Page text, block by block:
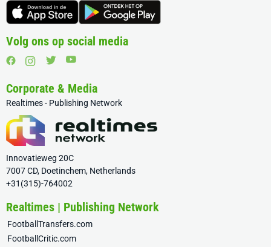
Volg ons op social media
Corporate & Media
Realtimes - Publishing Network
Innovatieweg 20C
7007 CD, Doetinchem, Netherlands
+31(315)-764002
Realtimes | Publishing Network
FootballTransfers.com
FootballCritic.com